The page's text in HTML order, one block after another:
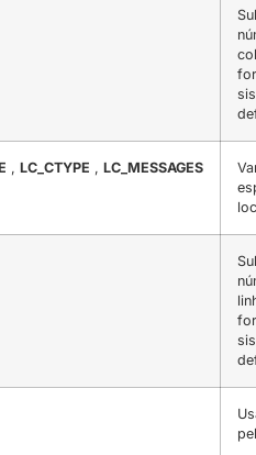
,LC_CTYPE ,LC_MESSAGES